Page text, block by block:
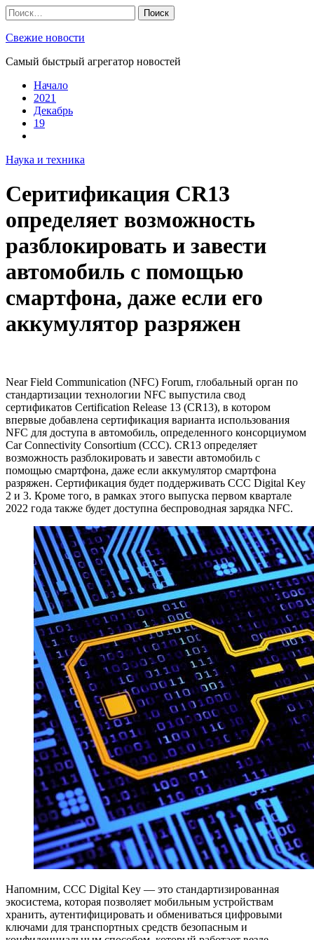
Skip
to
content
Найти:
Свежие новости
Самый быстрый агрегатор новостей
Начало
2021
Декабрь
19
Наука и техника
Серитификация CR13
определяет возможность
разблокировать и завести
автомобиль с помощью
смартфона, даже если его
аккумулятор разряжен
Near Field Communication (NFC) Forum, глобальный орган по
стандартизации технологии NFC выпустила свод
сертификатов Certification Release 13 (CR13), в котором
впервые добавлена сертификация варианта использования
NFC для доступа в автомобиль, определенного консорциумом
Car Connectivity Consortium (CCC). CR13 определяет
возможность разблокировать и завести автомобиль с
помощью смартфона, даже если аккумулятор смартфона
разряжен. Сертификация будет поддерживать CCC Digital Key
2 и 3. Кроме того, в рамках этого выпуска первом квартале
2022 года также будет доступна беспроводная зарядка NFC.
Напомним, CCC Digital Key — это стандартизированная
экосистема, которая позволяет мобильным устройствам
хранить, аутентифицировать и обмениваться цифровыми
ключами для транспортных средств безопасным и